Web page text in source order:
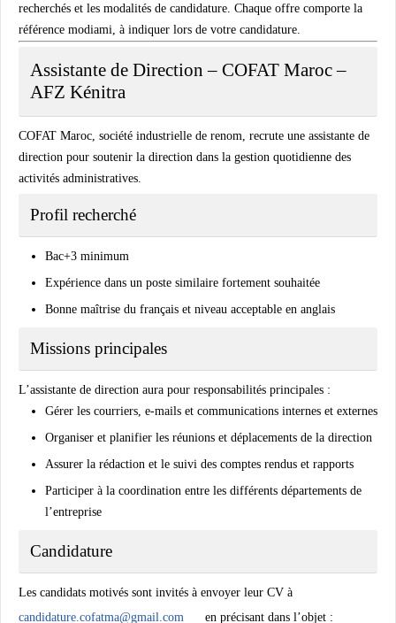
recherchés et les modalités de candidature. Chaque offre comporte la
référence modiami , à indiquer lors de votre candidature.
Assistante de Direction – COFAT Maroc –
AFZ Kénitra
COFAT Maroc , société industrielle de renom, recrute une assistante de
direction pour soutenir la direction dans la gestion quotidienne des
activités administratives.
Profil recherché
Bac+3 minimum
Expérience dans un poste similaire fortement souhaitée
Bonne maîtrise du français et niveau acceptable en anglais
Missions principales
L’assistante de direction aura pour responsabilités principales :
Gérer les courriers, e-mails et communications internes et externes
Organiser et planifier les réunions et déplacements de la direction
Assurer la rédaction et le suivi des comptes rendus et rapports
Participer à la coordination entre les différents départements de
l’entreprise
Candidature
Les candidats motivés sont invités à envoyer leur CV à
candidature.cofatma@gmail.com
en précisant dans l’objet :